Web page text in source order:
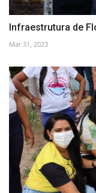
Infraestrutura de
Mar 31, 2023